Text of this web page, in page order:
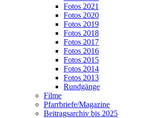
Fotos 2021
Fotos 2020
Fotos 2019
Fotos 2018
Fotos 2017
Fotos 2016
Fotos 2015
Fotos 2014
Fotos 2013
Rundgänge
Filme
Pfarrbriefe/Magazine
Beitragsarchiv bis 2025